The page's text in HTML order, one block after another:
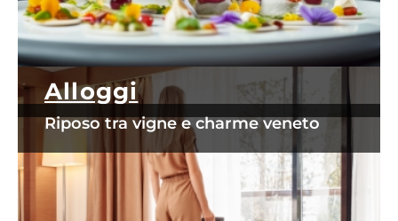
Alloggi
Riposo tra vigne e charme veneto